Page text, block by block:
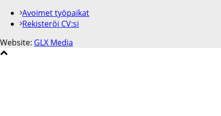
Avoimet työpaikat
Rekisteröi CV:si
Website: GLX Media